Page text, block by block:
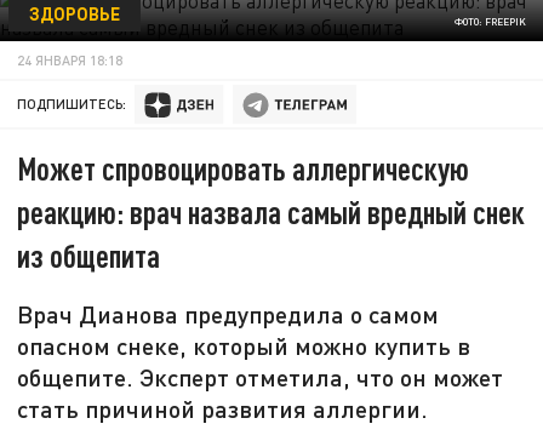
ФОТО: FREEPIK
ЗДОРОВЬЕ
24 ЯНВАРЯ 18:18
ПОДПИШИТЕСЬ:
Может спровоцировать аллергическую
реакцию: врач назвала самый вредный снек
из общепита
Врач Дианова предупредила о самом
опасном снеке, который можно купить в
общепите. Эксперт отметила, что он может
стать причиной развития аллергии.